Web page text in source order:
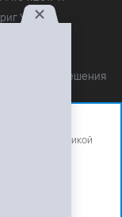
Ус»,
разрешения
ссылка на
аналитики.
с нашей
политикой